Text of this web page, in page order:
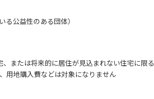
る公益性のある団体）
または将来的に居住が見込まれない住宅に限る
用地購入費などは対象になりません